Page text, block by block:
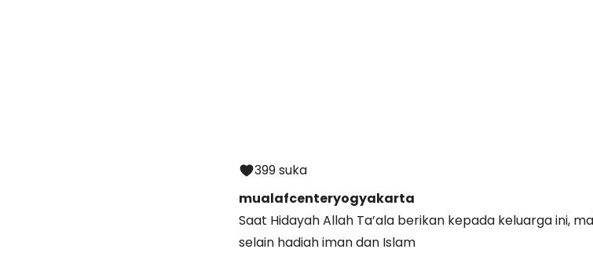
399 suka
mualafcenteryogyakarta
Saat Hidayah Allah Ta’ala berikan kepada keluarga ini,
selain hadiah iman dan Islam